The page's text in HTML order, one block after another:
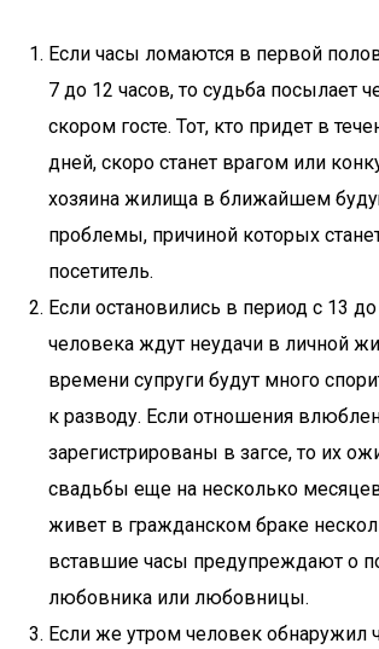
Если часы ломаются в первой
7 до 12 часов, то судьба посылает
скором госте. Тот, кто придет в
дней, скоро станет врагом или
хозяина жилища в ближайшем
проблемы, причиной которых
посетитель.
Если остановились в период с 13
человека ждут неудачи в личной
времени супруги будут много
к разводу. Если отношения
зарегистрированы в загсе, то их
свадьбы еще на несколько
живет в гражданском браке
вставшие часы предупреждают о
любовника или любовницы.
Если же утром человек обнаружил